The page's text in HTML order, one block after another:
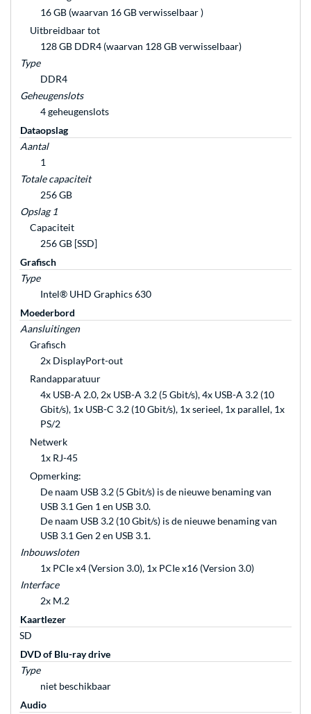
16 GB (waarvan 16 GB verwisselbaar )
Uitbreidbaar tot
128 GB DDR4 (waarvan 128 GB verwisselbaar)
Type
DDR4
Geheugenslots
4 geheugenslots
Dataopslag
Aantal
1
Totale capaciteit
256 GB
Opslag 1
Capaciteit
256 GB [SSD]
Grafisch
Type
Intel® UHD Graphics 630
Moederbord
Aansluitingen
Grafisch
2x DisplayPort-out
Randapparatuur
4x USB-A 2.0, 2x USB-A 3.2 (5 Gbit/s), 4x USB-A 3.2 (10
Gbit/s), 1x USB-C 3.2 (10 Gbit/s), 1x serieel, 1x parallel, 1x
PS/2
Netwerk
1x RJ-45
Opmerking:
De naam USB 3.2 (5 Gbit/s) is de nieuwe benaming van
USB 3.1 Gen 1 en USB 3.0.
De naam USB 3.2 (10 Gbit/s) is de nieuwe benaming van
USB 3.1 Gen 2 en USB 3.1.
Inbouwsloten
1x PCIe x4 (Version 3.0), 1x PCIe x16 (Version 3.0)
Interface
2x M.2
Kaartlezer
SD
DVD of Blu-ray drive
Type
niet beschikbaar
Audio